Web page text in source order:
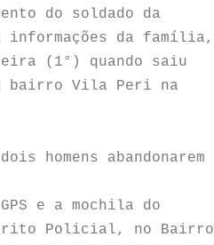
do soldado da
da família,
(1°) quando saiu
bairro Vila Peri na
homens abandonarem
e a mochila do
Policial, no Bairro